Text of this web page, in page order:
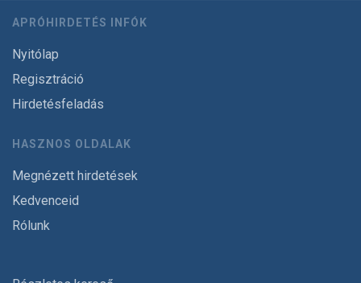
APRÓHIRDETÉS INFÓK
Nyitólap
Regisztráció
Hirdetésfeladás
HASZNOS OLDALAK
Megnézett hirdetések
Kedvenceid
Rólunk